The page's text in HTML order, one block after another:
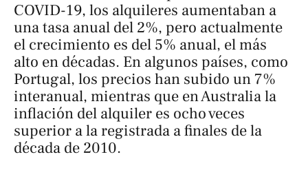
COVID-19, los alquileres aumentaban a
una tasa anual del 2%, pero actualmente
el crecimiento es del 5% anual, el más
alto en décadas. En algunos países, como
Portugal, los precios han subido un 7%
interanual, mientras que en Australia la
inflación del alquiler es ocho veces
superior a la registrada a finales de la
década de 2010.